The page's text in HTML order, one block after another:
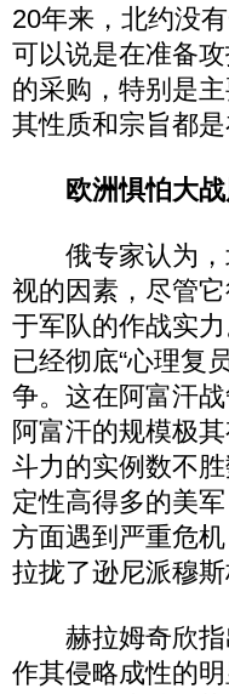
20年来，北约没
可以说是在准备
的采购，特别是
其性质和宗旨都
欧洲惧怕大
俄专家认为，
视的因素，尽管
于军队的作战实
已经彻底“心理复
争。这在阿富汗
阿富汗的规模极
斗力的实例数不
定性高得多的美
方面遇到严重危
拉拢了逊尼派穆
赫拉姆奇欣指
作其侵略成性的